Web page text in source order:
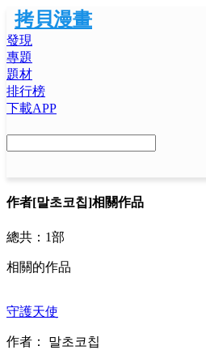
拷貝漫畫
發現
專題
題材
排行榜
下載APP
作者[말초코칩]相關作品
總共： 1部
相關的作品
守護天使
作者： 말초코칩